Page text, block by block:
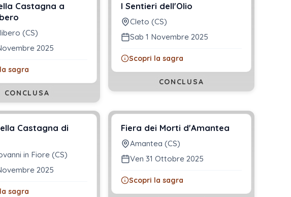
Castagna a
(CS)
2025
sagra
CONCLUSA
I Sentieri dell'Olio
Cleto (CS)
Sab 1 Novembre 2025
Scopri la sagra
CONCLUSA
Castagna di
in Fiore (CS)
2025
sagra
Fiera dei Morti d'Amantea
Amantea (CS)
Ven 31 Ottobre 2025
Scopri la sagra